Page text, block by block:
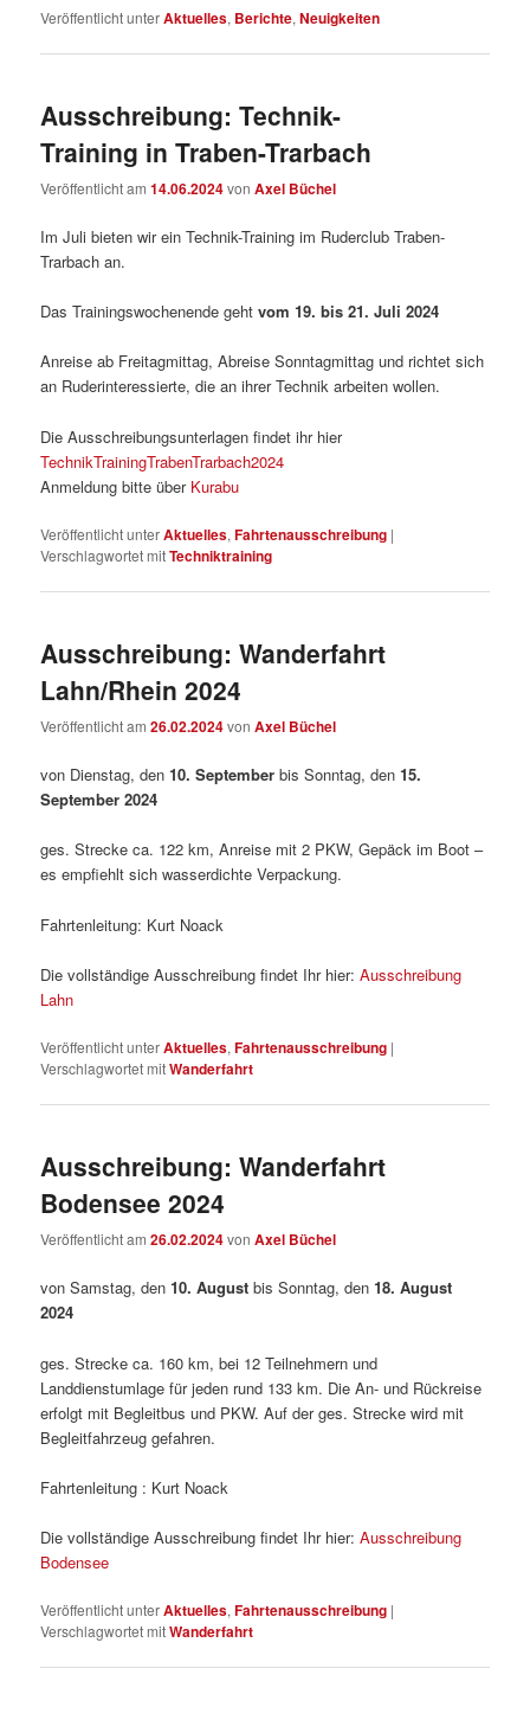
Veröffentlicht unterAktuelles, Berichte,Neuigkeiten
Ausschreibung: Technik-
Training in Traben-Trarbach
Veröffentlicht am14.06.2024vonAxel Büchel
Im Juli bieten wir ein Technik-Training im Ruderclub Traben-
Trarbach an.
Das Trainingswochenende gehtvom 19. bis 21. Juli 2024
Anreise ab Freitagmittag, Abreise Sonntagmittag und richtet sich
an Ruderinteressierte, die an ihrer Technik arbeiten wollen.
Die Ausschreibungsunterlagen findet ihr hier
TechnikTrainingTrabenTrarbach2024
Anmeldung bitte über Kurabu
Veröffentlicht unterAktuelles,Fahrtenausschreibung |
Verschlagwortet mitTechniktraining
Ausschreibung: Wanderfahrt
Lahn/Rhein 2024
Veröffentlicht am26.02.2024vonAxel Büchel
von Dienstag, den10. September bis Sonntag, den15.
September 2024
ges. Strecke ca. 122 km, Anreise mit 2 PKW, Gepäck im Boot –
es empfiehlt sich wasserdichte Verpackung.
Fahrtenleitung: Kurt Noack
Die vollständige Ausschreibung findet Ihr hier:Ausschreibung
Lahn
Veröffentlicht unterAktuelles,Fahrtenausschreibung |
Verschlagwortet mitWanderfahrt
Ausschreibung: Wanderfahrt
Bodensee 2024
Veröffentlicht am26.02.2024vonAxel Büchel
von Samstag, den10. August bis Sonntag, den18. August
2024
ges. Strecke ca. 160 km, bei 12 Teilnehmern und
Landdienstumlage für jeden rund 133 km. Die An- und Rückreise
erfolgt mit Begleitbus und PKW. Auf der ges. Strecke wird mit
Begleitfahrzeug gefahren.
Fahrtenleitung : Kurt Noack
Die vollständige Ausschreibung findet Ihr hier:Ausschreibung
Bodensee
Veröffentlicht unterAktuelles,Fahrtenausschreibung |
Verschlagwortet mitWanderfahrt